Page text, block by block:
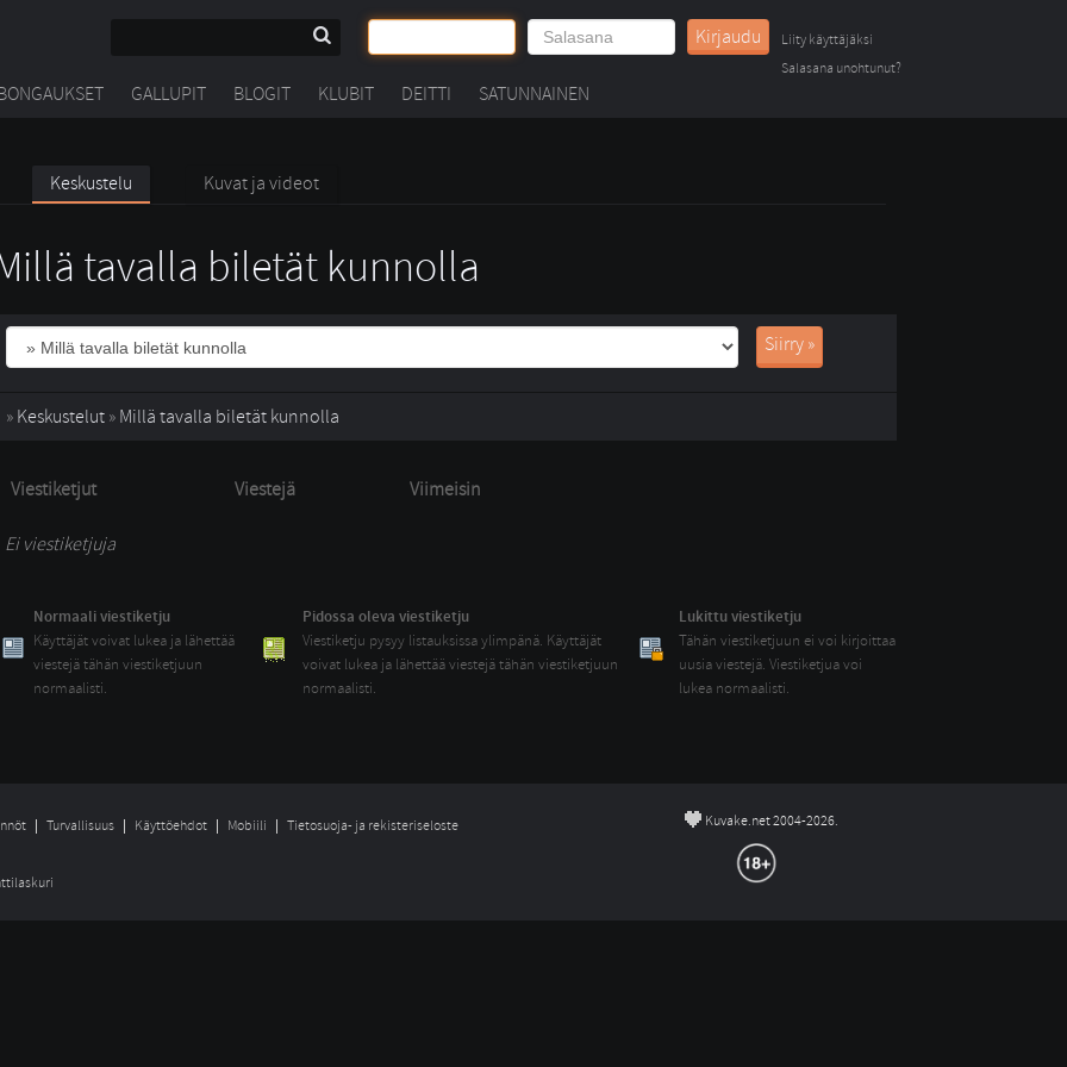
Kirjaudu
Liity käyttäjäksi
Salasana unohtunut?
GALLUPIT BLOGIT KLUBIT DEITTI SATUNNAINEN
Keskustelu Kuvat ja videot
tavalla biletät kunnolla
Siirry »
» Keskustelut » Millä tavalla biletät kunnolla
Viestiketjut Viestejä Viimeisin
Ei viestiketjuja
Normaali viestiketju
Käyttäjät voivat lukea ja lähettää
viestejä tähän viestiketjuun
normaalisti.
Pidossa oleva viestiketju
Viestiketju pysyy listauksissa ylimpänä. Käyttäjät
voivat lukea ja lähettää viestejä tähän viestiketjuun
normaalisti.
Lukittu viestiketju
Tähän viestiketjuun ei voi kirjoittaa
uusia viestejä. Viestiketjua voi
lukea normaalisti.
Turvallisuus Käyttöehdot Mobiili Tietosuoja- ja rekisteriseloste © Kuvake.net 2004-2026.